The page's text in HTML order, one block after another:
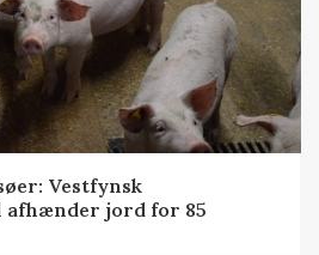
Vestfynsk
jord for 85